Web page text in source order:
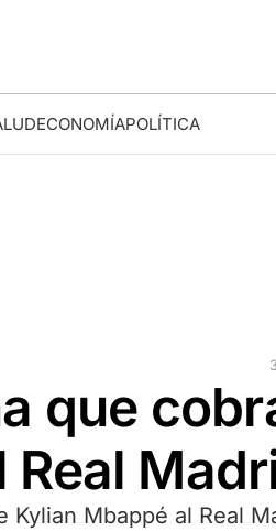
ECONOMÍAPOLÍTICA
que
Real
Mbappé al Real